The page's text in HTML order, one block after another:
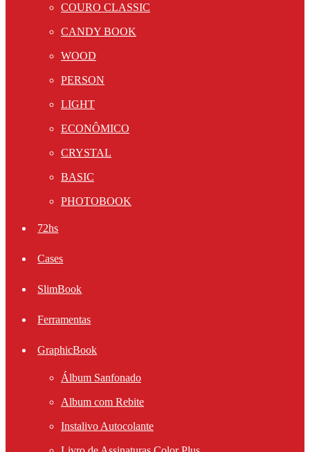
COURO CLASSIC
CANDY BOOK
WOOD
PERSON
LIGHT
ECONÔMICO
CRYSTAL
BASIC
PHOTOBOOK
72hs
Cases
SlimBook
Ferramentas
GraphicBook
Álbum Sanfonado
Album com Rebite
Instalivo Autocolante